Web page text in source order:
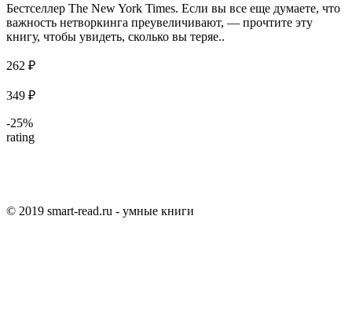
Бестселлер The New York Times. Если вы все еще думаете, что
важность нетворкинга преувеличивают, — прочтите эту
книгу, чтобы увидеть, сколько вы теряе..
262 ₽
349 ₽
-25%
rating
© 2019 smart-read.ru - умные книги